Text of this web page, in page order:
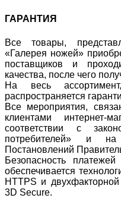
ГАРАНТИЯ
Все товары,
«Галерея ножей»
поставщиков и
качества, после чего
На весь
распространяется
Все мероприятия,
клиентами интернет-
соответствии с
потребителей» и на
Постановлений
Безопасность
обеспечивается
HTTPS и
3D Secure.